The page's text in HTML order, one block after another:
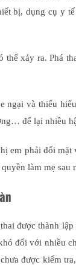
bị, dụng cụ y
xảy ra. Phá
và thiếu
để lại nhiều
em phải đối
làm mẹ sau
được thành
đối với nhiều
được kiểm